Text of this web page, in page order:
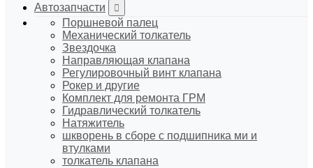
Автозапчасти
Поршневой палец
Механический толкатель
Звездочка
Направляющая клапана
Регулировочный винт клапана
Рокер и другие
Комплект для ремонта ГРМ
Гидравлический толкатель
Натяжитель
шкворень в сборе с подшипника ми и
втулками
толкатель клапана